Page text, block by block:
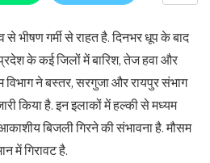
भीषण गर्मी से राहत है. दिनभर धूप के बाद
के कई जिलों में बारिश, तेज हवा और
ने बस्तर, सरगुजा और रायपुर संभाग
किया है. इन इलाकों में हल्की से मध्यम
बिजली गिरने की संभावना है. मौसम
में गिरावट है.